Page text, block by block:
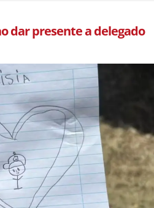
dar presente a delegado